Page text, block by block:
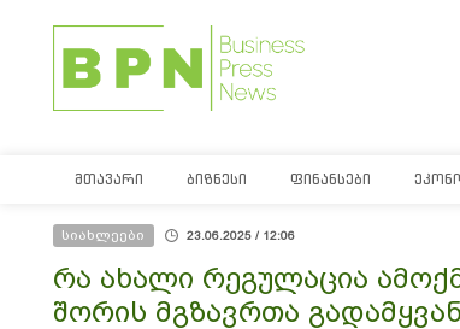
ᲛᲗᲐᲕᲐᲠᲘ ᲑᲘᲖᲜᲔᲡᲘ ᲤᲘᲜᲐᲜᲡᲔᲑᲘ
სიახლეები 23.06.2025 / 12:06
რა ახალი რეგულაცია
შორის მგზავრთა